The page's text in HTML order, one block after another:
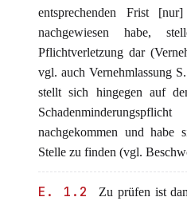
entsprechenden Frist
nachgewiesen habe,
Pflichtverletzung dar
vgl. auch Vernehmlassung
stellt sich hingegen auf
nachgekommen und habe
Stelle zu finden (vgl.
E. 1.2
Zu prüfen ist